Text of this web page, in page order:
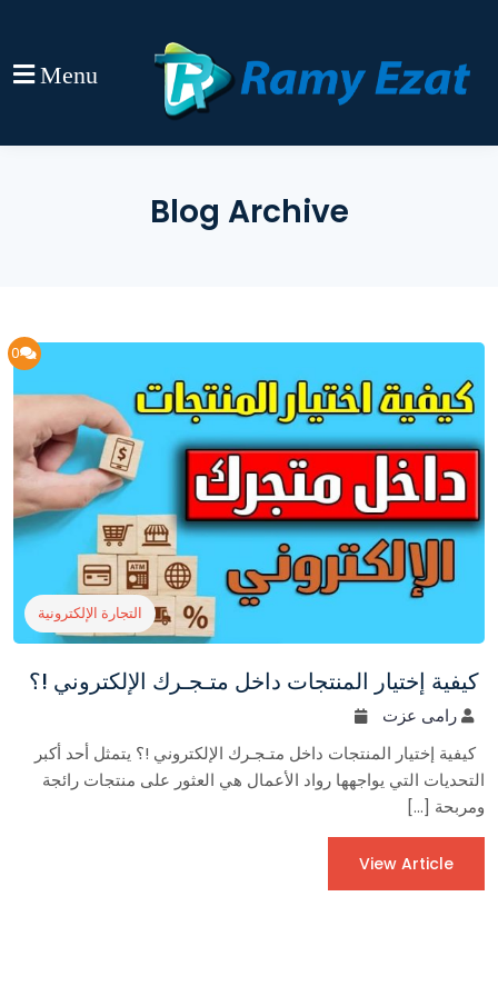
Menu
Blog Archive
0
التجارة الإلكترونية
كيفية إختيار المنتجات داخل متـجـرك الإلكتروني !؟
رامى عزت
كيفية إختيار المنتجات داخل متـجـرك الإلكتروني !؟ يتمثل أحد أكبر
التحديات التي يواجهها رواد الأعمال هي العثور على منتجات رائجة
ومربحة […]
View Article